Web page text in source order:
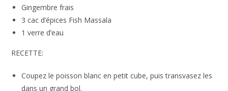
Gingembre frais
3 cac d’épices Fish Massala
1 verre d’eau
RECETTE:
Coupez le poisson blanc en petit cube, puis transvasez les
dans un grand bol.